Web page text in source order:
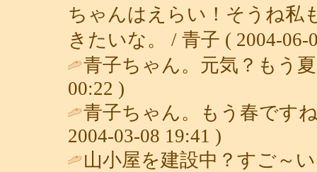
ちゃんはえらい！そうね私
きたいな。 / 青子 ( 2004-06-
青子ちゃん。元気？もう
00:22 )
青子ちゃん。もう春です
2004-03-08 19:41 )
山小屋を建設中？すご～